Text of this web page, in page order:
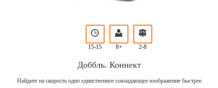
15-15 8+ 2-8
Доббль. Коннект
Найдите на скорость одно единственное совпадающее изображение быстрее